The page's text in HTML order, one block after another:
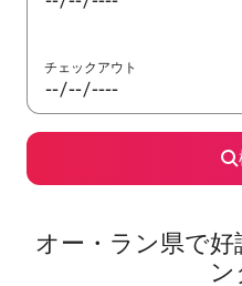
チェックアウト
オー・ラン県で